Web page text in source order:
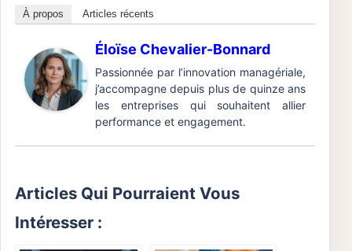
À propos Articles récents
Éloïse Chevalier-Bonnard
Passionnée par l’innovation managériale,
j’accompagne depuis plus de quinze ans
les entreprises qui souhaitent allier
performance et engagement.
Articles Qui Pourraient Vous
Intéresser :